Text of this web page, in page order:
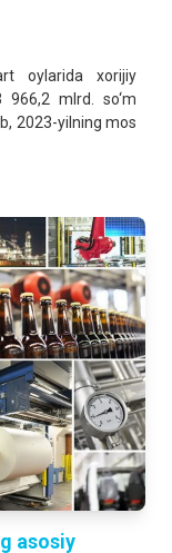
oylarida xorijiy
mlrd. so‘m
2023-yilning mos
asosiy